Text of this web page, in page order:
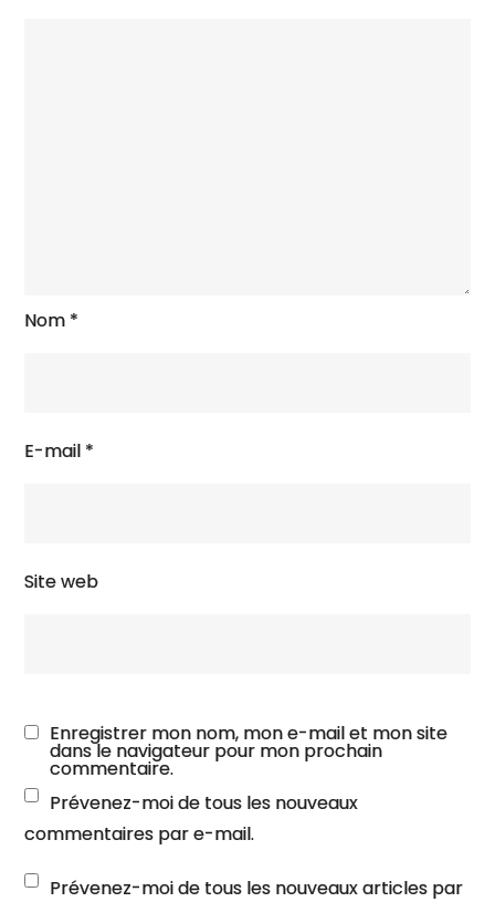
Nom *
E-mail *
Site web
Enregistrer mon nom, mon e-mail et mon site
dans le navigateur pour mon prochain
commentaire.
Prévenez-moi de tous les nouveaux
commentaires par e-mail.
Prévenez-moi de tous les nouveaux articles par